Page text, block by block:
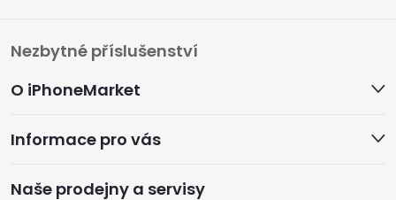
Z
á
p
a
O iPhoneMarket
Informace pro vás
Naše prodejny a servisy
Nezbytné příslušenství